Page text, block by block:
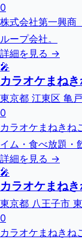
0
株式会社第一興商
ループ会社。
詳細を見る →
🎤
カラオケまね
東京都 江東区 亀
0
カラオケまねきね
イム・食べ放題・
詳細を見る →
🎤
カラオケまね
東京都 八王子市
0
カラオケまねきね